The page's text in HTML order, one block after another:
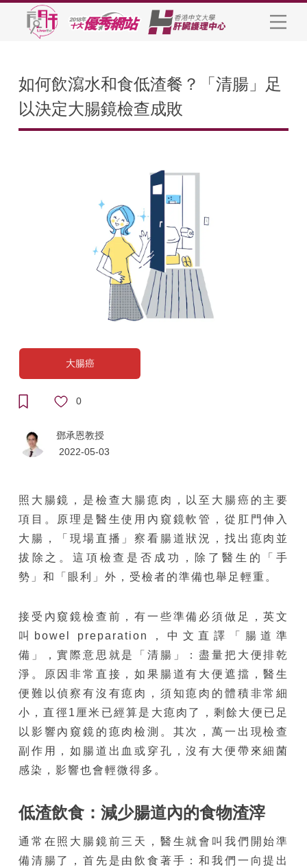
如何飲瀉水和食低渣餐？「清腸」足
以決定大腸鏡檢查成敗
大腸癌
0
鄧承恩教授
2022-05-03
照大腸鏡，是檢查大腸瘜肉，以至大腸癌的主要
項目。原理是醫生使用內窺鏡軟管，從肛門伸入
大腸，「現場直播」察看腸道狀況，找出瘜肉並
拔除之。這項檢查是否成功，除了醫生的「手
勢」和「眼利」外，受檢者的準備也舉足輕重。
接受內窺鏡檢查前，有一些準備必須做足，英文
叫bowel preparation，中文直譯「腸道準
備」，實際意思就是「清腸」：盡量把大便排乾
淨。原因非常直接，如果腸道有大便遮擋，醫生
便難以偵察有沒有瘜肉，須知瘜肉的體積非常細
小，直徑1厘米已經算是大瘜肉了，剩餘大便已足
以影響內窺鏡的瘜肉檢測。其次，萬一出現檢查
副作用，如腸道出血或穿孔，沒有大便帶來細菌
感染，影響也會輕微得多。
低渣飲食：減少腸道內的食物渣滓
通常在照大腸鏡前三天，醫生就會叫我們開始準
備清腸了，首先是由飲食著手：和我們一向提出